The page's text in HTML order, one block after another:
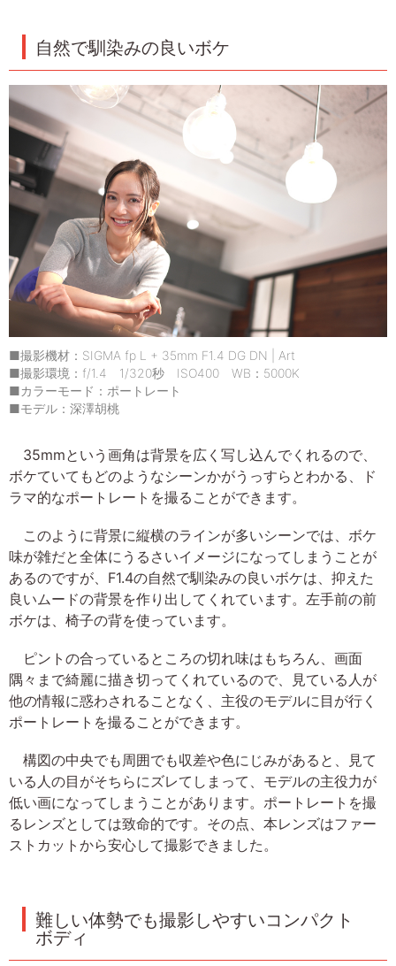
自然で馴染みの良いボケ
■撮影機材：SIGMA fp L + 35mm F1.4 DG DN | Art
■撮影環境：f/1.4 1/320秒 ISO400 WB：5000K
■カラーモード：ポートレート
■モデル：深澤胡桃
35mmという画角は背景を広く写し込んでくれるので、
ボケていてもどのようなシーンかがうっすらとわかる、ド
ラマ的なポートレートを撮ることができます。
このように背景に縦横のラインが多いシーンでは、ボケ
味が雑だと全体にうるさいイメージになってしまうことが
あるのですが、F1.4の自然で馴染みの良いボケは、抑えた
良いムードの背景を作り出してくれています。左手前の前
ボケは、椅子の背を使っています。
ピントの合っているところの切れ味はもちろん、画面
隅々まで綺麗に描き切ってくれているので、見ている人が
他の情報に惑わされることなく、主役のモデルに目が行く
ポートレートを撮ることができます。
構図の中央でも周囲でも収差や色にじみがあると、見て
いる人の目がそちらにズレてしまって、モデルの主役力が
低い画になってしまうことがあります。ポートレートを撮
るレンズとしては致命的です。その点、本レンズはファー
ストカットから安心して撮影できました。
難しい体勢でも撮影しやすいコンパクト
ボディ